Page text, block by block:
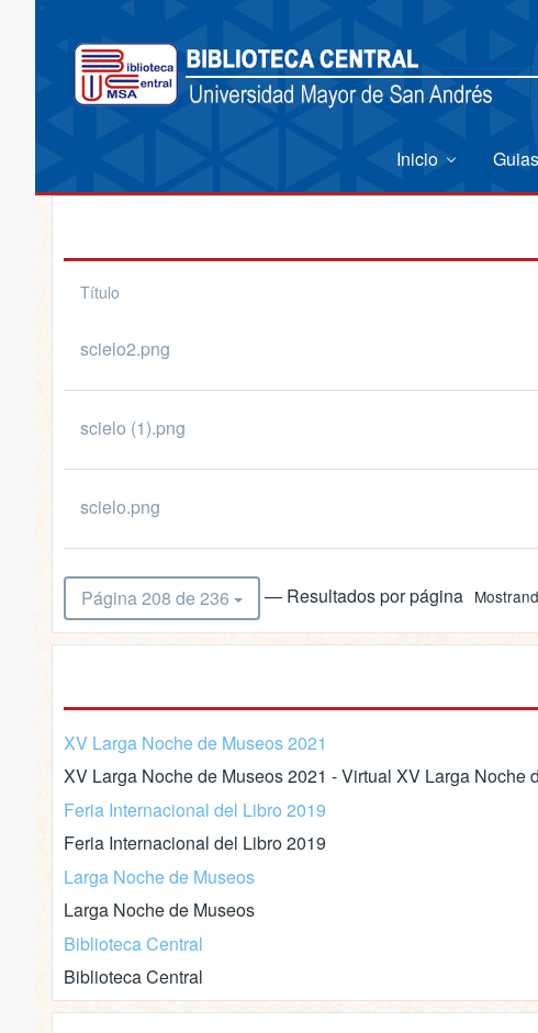
Inicio
Título
scielo2.png
scielo (1).png
scielo.png
Página 208 de 236 — Resultados por página
XV Larga Noche de Museos 2021
XV Larga Noche de Museos 2021 - Virtual XV Larga Noche
Feria Internacional del Libro 2019
Feria Internacional del Libro 2019
Larga Noche de Museos
Larga Noche de Museos
Biblioteca Central
Biblioteca Central